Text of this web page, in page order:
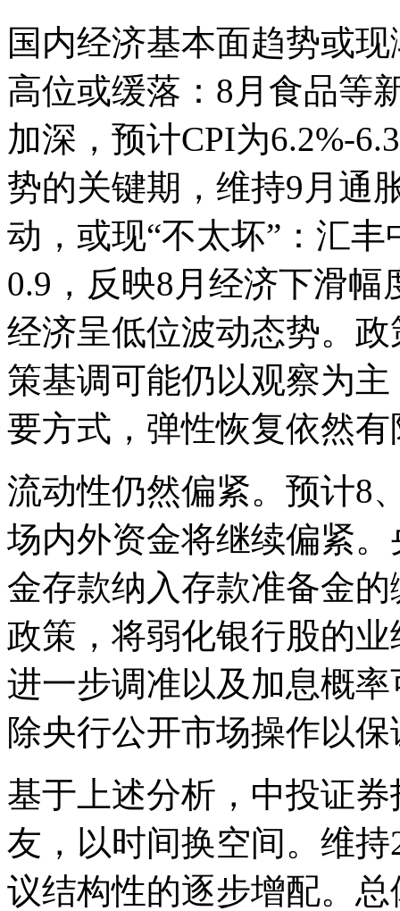
国内经济基本面趋势或
高位或缓落：8月食品等
加深，预计CPI为6.2%-
势的关键期，维持9月通
动，或现“不太坏”：汇
0.9，反映8月经济下滑
经济呈低位波动态势。
策基调可能仍以观察为
要方式，弹性恢复依然有
流动性仍然偏紧。预计8
场内外资金将继续偏紧
金存款纳入存款准备金
政策，将弱化银行股的
进一步调准以及加息概
除央行公开市场操作以
基于上述分析，中投证
友，以时间换空间。维
议结构性的逐步增配。